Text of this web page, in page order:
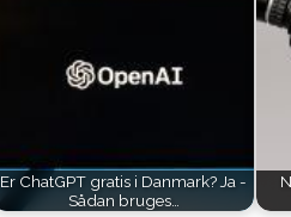
Er ChatGPT gratis i Danmark? Ja -
Sådan bruges…